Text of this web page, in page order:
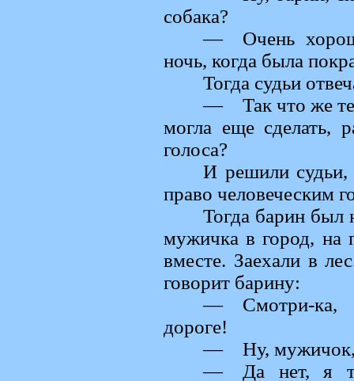
собака?
— Очень
ночь, когда была
Тогда судьи
— Так что же
могла еще сделать,
голоса?
И решили судьи,
право человеческим
Тогда барин был
мужичка в город, на
вместе. Заехали в
говорит барину:
— Смотри-ка,
дороге!
— Ну, мужичок,
— Да нет, я